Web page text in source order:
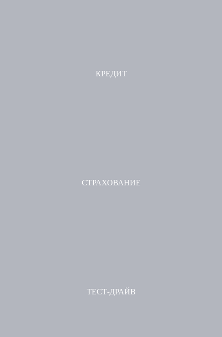
КРЕДИТ
СТРАХОВАНИЕ
ТЕСТ-ДРАЙВ